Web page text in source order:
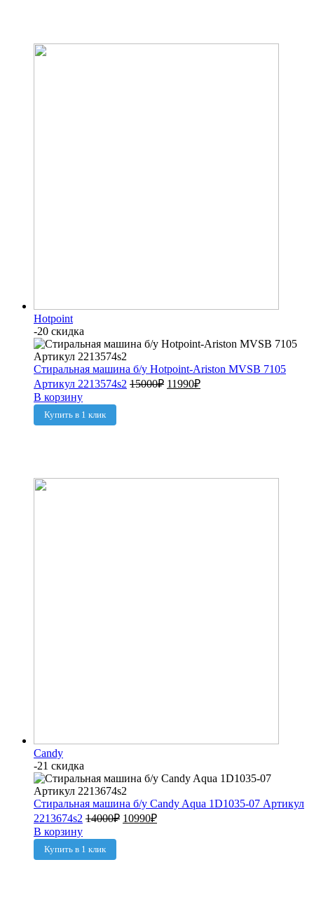
Hotpoint
-20 скидка
Стиральная машина б/у Hotpoint-Ariston MVSB 7105
Артикул 2213574s2 15000₽ 11990₽
В корзину
Купить в 1 клик
Candy
-21 скидка
Стиральная машина б/у Candy Aqua 1D1035-07 Артикул
2213674s2 14000₽ 10990₽
В корзину
Купить в 1 клик